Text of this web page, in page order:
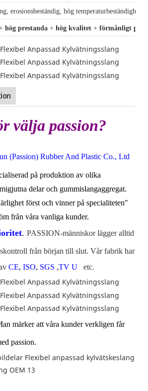
erosionsbeständig, hög temperaturbeständighet,
hög prestanda + hög kvalitet + förmånligt pris
välja passion?
(Passion) Rubber And Plastic Co., Ltd
på produktion av olika
delar och gummislangaggregat.
först och vinner på specialiteten"
från våra vanliga kunder.
. PASSION-människor lägger alltid
från början till slut. Vår fabrik har
CE, ISO, SGS ,TV U etc.
märker att våra kunder verkligen får
passion.